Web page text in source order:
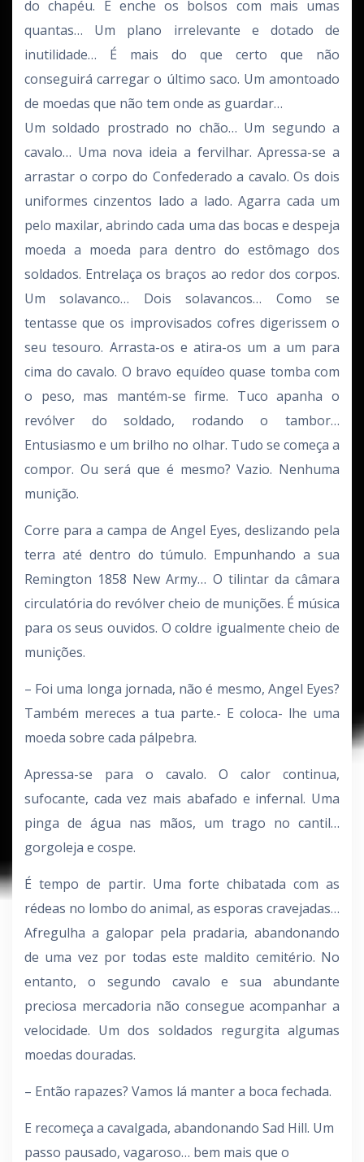
do chapéu. E enche os bolsos com mais umas
quantas… Um plano irrelevante e dotado de
inutilidade… É mais do que certo que não
conseguirá carregar o último saco. Um amontoado
de moedas que não tem onde as guardar…
Um soldado prostrado no chão… Um segundo a
cavalo… Uma nova ideia a fervilhar. Apressa-se a
arrastar o corpo do Confederado a cavalo. Os dois
uniformes cinzentos lado a lado. Agarra cada um
pelo maxilar, abrindo cada uma das bocas e despeja
moeda a moeda para dentro do estômago dos
soldados. Entrelaça os braços ao redor dos corpos.
Um solavanco… Dois solavancos… Como se
tentasse que os improvisados cofres digerissem o
seu tesouro. Arrasta-os e atira-os um a um para
cima do cavalo. O bravo equídeo quase tomba com
o peso, mas mantém-se firme. Tuco apanha o
revólver do soldado, rodando o tambor…
Entusiasmo e um brilho no olhar. Tudo se começa a
compor. Ou será que é mesmo? Vazio. Nenhuma
munição.
Corre para a campa de Angel Eyes, deslizando pela
terra até dentro do túmulo. Empunhando a sua
Remington 1858 New Army… O tilintar da câmara
circulatória do revólver cheio de munições. É música
para os seus ouvidos. O coldre igualmente cheio de
munições.
– Foi uma longa jornada, não é mesmo, Angel Eyes?
Também mereces a tua parte.- E coloca- lhe uma
moeda sobre cada pálpebra.
Apressa-se para o cavalo. O calor continua,
sufocante, cada vez mais abafado e infernal. Uma
pinga de água nas mãos, um trago no cantil…
gorgoleja e cospe.
É tempo de partir. Uma forte chibatada com as
rédeas no lombo do animal, as esporas cravejadas…
Afregulha a galopar pela pradaria, abandonando
de uma vez por todas este maldito cemitério. No
entanto, o segundo cavalo e sua abundante
preciosa mercadoria não consegue acompanhar a
velocidade. Um dos soldados regurgita algumas
moedas douradas.
– Então rapazes? Vamos lá manter a boca fechada.
E recomeça a cavalgada, abandonando Sad Hill. Um
passo pausado, vagaroso… bem mais que o